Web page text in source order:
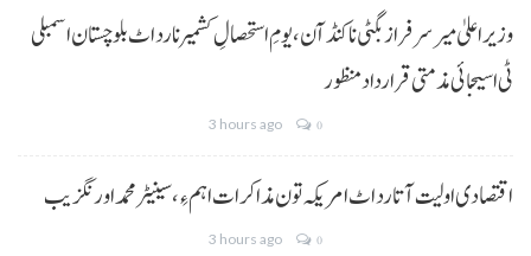
وزیراعلیٰ میر سرفراز بگٹی نا کنڈ آن،یومِ استحصالِ کشمیر نا رد اٹ بلوچستان اسمبلی
ٹی اسیجائی مذمتی قرارداد منظور
3 hours ago 0
اقتصادی اولیت آتا رد اٹ امریکہ تون مذاکرات اہم ءِ،سینیٹر محمد اورنگزیب
3 hours ago 0